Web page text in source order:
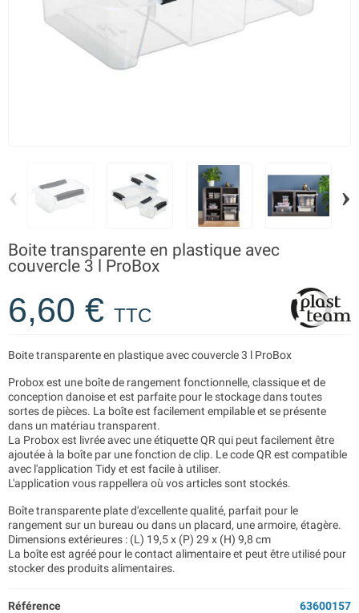
‹ ›
Boite transparente en plastique avec
couvercle 3 l ProBox
6,60 € TTC
Boite transparente en plastique avec couvercle 3 l ProBox
Probox est une boîte de rangement fonctionnelle, classique et de
conception danoise et est parfaite pour le stockage dans toutes
sortes de pièces. La boîte est facilement empilable et se présente
dans un matériau transparent.
La Probox est livrée avec une étiquette QR qui peut facilement être
ajoutée à la boîte par une fonction de clip. Le code QR est compatible
avec l'application Tidy et est facile à utiliser.
L'application vous rappellera où vos articles sont stockés.
Boîte transparente plate d'excellente qualité, parfait pour le
rangement sur un bureau ou dans un placard, une armoire, étagère.
Dimensions extérieures : (L) 19,5 x (P) 29 x (H) 9,8 cm
La boîte est agréé pour le contact alimentaire et peut être utilisé pour
stocker des produits alimentaires.
Référence 63600157